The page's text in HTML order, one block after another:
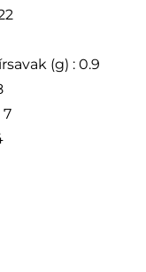
(g) : 0.9
7